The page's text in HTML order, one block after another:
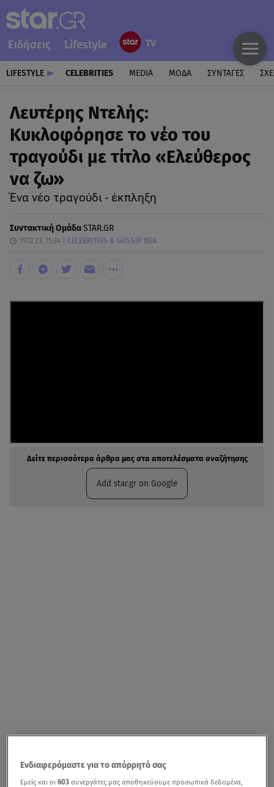
Ειδήσεις Lifestyle
LIFESTYLE CELEBRITIES MEDIA ΜΟΔΑ ΣΥΝΤΑΓΕΣ
Λευτέρης Ντελής:
Κυκλοφόρησε το νέο του
τραγούδι με τίτλο «Ελεύθερος
να ζω»
Ένα νέο τραγούδι - έκπληξη
Συντακτική ΟμάδαSTAR.GR
19.12.23, 15:34 CELEBRITIES & GOSSIP ΝΕΑ
Δείτε περισσότερα άρθρα μας στα αποτελέσματα αναζήτησης
Add star.gr on Google
Ενδιαφερόμαστε για το απόρρητό σας
Εμείς και οι603 συνεργάτες μας αποθηκεύουμε προσωπικά δεδομένα,